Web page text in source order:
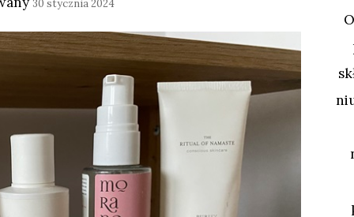
30 stycznia 2024